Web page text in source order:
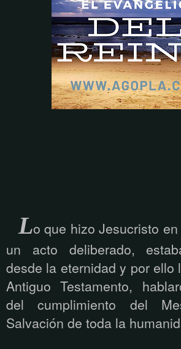
Lo que hizo Jesucristo
un acto deliberado,
desde la eternidad y por ello
Antiguo Testamento,
del cumplimiento del
Salvación de toda la